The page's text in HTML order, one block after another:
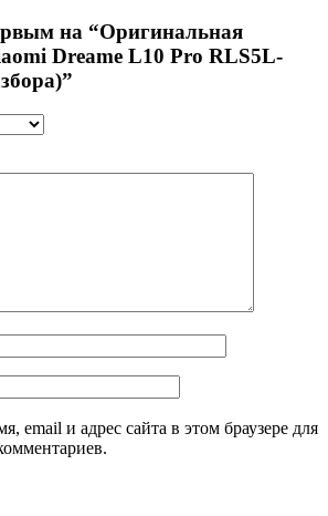
на “Оригинальная
Dreame L10 Pro RLS5L-
email и адрес сайта в этом браузере для